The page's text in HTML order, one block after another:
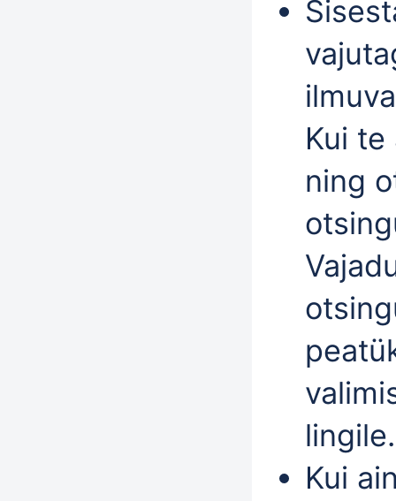
Kui
ning
lingile.
Kui